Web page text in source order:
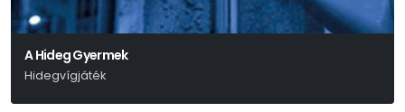
A Hideg Gyermek
Hidegvígjáték